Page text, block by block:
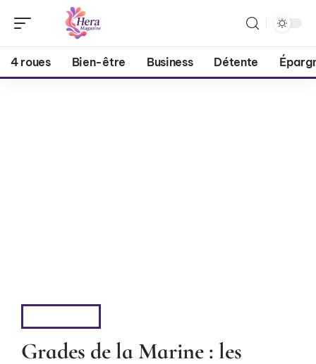
4 roues Bien-être Business Détente
Grades de la Marine : les